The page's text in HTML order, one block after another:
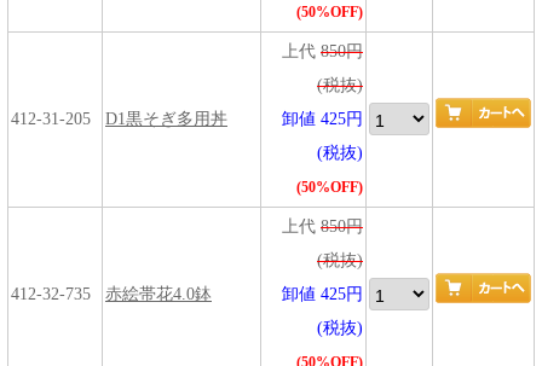
(50%OFF)
412-31-205 D1黒そぎ多用丼
上代 850円
(税抜)
卸値 425円
(税抜)
(50%OFF)
412-32-735 赤絵帯花4.0鉢
上代 850円
(税抜)
卸値 425円
(税抜)